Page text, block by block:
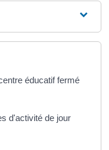
éducatif fermé
d'activité de jour